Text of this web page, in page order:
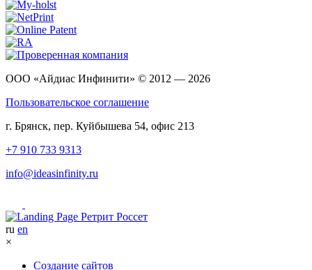
ООО «Айдиас Инфинити» © 2012 — 2026
Пользовательское соглашение
г. Брянск, пер. Куйбышева 54, офис 213
+7 910 733 9313
info@ideasinfinity.ru
ru en
×
Создание сайтов